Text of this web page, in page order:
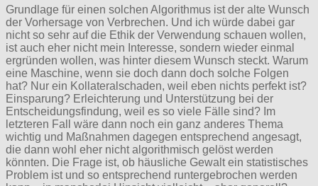
Grundlage für einen solchen Algorithmus ist der alte Wunsch
der Vorhersage von Verbrechen. Und ich würde dabei gar
nicht so sehr auf die Ethik der Verwendung schauen wollen,
ist auch eher nicht mein Interesse, sondern wieder einmal
ergründen wollen, was hinter diesem Wunsch steckt. Warum
eine Maschine, wenn sie doch dann doch solche Folgen
hat? Nur ein Kollateralschaden, weil eben nichts perfekt ist?
Einsparung? Erleichterung und Unterstützung bei der
Entscheidungsfindung, weil es so viele Fälle sind? Im
letzteren Fall wäre dann noch ein ganz anderes Thema
wichtig und Maßnahmen dagegen entsprechend angesagt,
die dann wohl eher nicht algorithmisch gelöst werden
könnten. Die Frage ist, ob häusliche Gewalt ein statistisches
Problem ist und so entsprechend runtergebrochen werden